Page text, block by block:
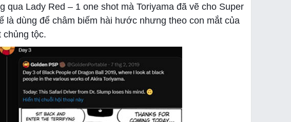
Lady Red – 1 one shot mà Toriyama đã vẽ cho Super
dùng để châm biếm hài hước nhưng theo con mắt của
chủng tộc.